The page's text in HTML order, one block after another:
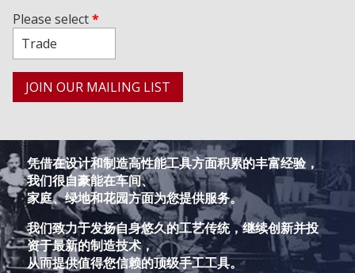
Please select*
凭借在设计和制造高性能工具方面积累的丰富经验，
我们很自豪能在车间、
家庭、绿地和花园方面为您提供服务。
我们致力于发扬自身悠久的工艺传统，继续创新并投
资于最新的制造技术，
从而提供值得您信赖的顶级手工工具。